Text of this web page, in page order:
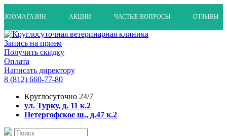
ЗООМАГАЗИН АКЦИИ ЧАСТЫЕ ВОПРОСЫ ОТЗЫВЫ
Запись на прием
Получить скидку
Оплата
Написать директору
8 (812) 660-77-80
Круглосуточно 24/7
ул. Турку, д. 11 к.2
Петергофское ш., д.47 к.2